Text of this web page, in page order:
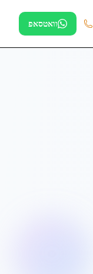
וואטסאפ